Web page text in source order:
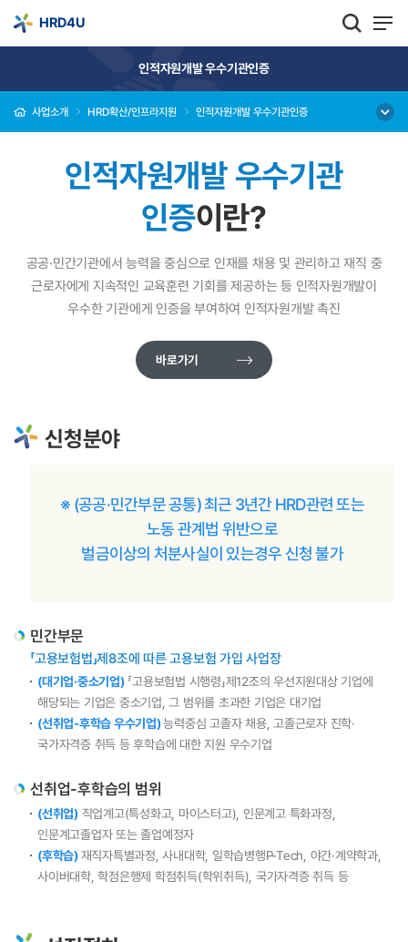
HRD4U
인적자원개발 우수기관인증
사업소개 HRD확산/인프라지원 인적자원개발 우수기관인증
인적자원개발 우수기관
인증이란?
공공·민간기관에서 능력을 중심으로 인재를 채용 및 관리하고 재직 중
근로자에게 지속적인 교육훈련 기회를 제공하는 등 인적자원개발이
우수한 기관에게 인증을 부여하여 인적자원개발 촉진
바로가기
신청분야
※ (공공·민간부문 공통) 최근 3년간 HRD관련 또는
노동 관계법 위반으로
벌금이상의 처분사실이 있는경우 신청 불가
민간부문
「고용보험법」제8조에 따른 고용보험 가입 사업장
(대기업·중소기업)「고용보험법 시행령」제12조의 우선지원대상 기업에
해당되는 기업은 중소기업, 그 범위를 초과한 기업은 대기업
(선취업-후학습 우수기업)능력중심 고졸자 채용, 고졸근로자 진학·
국가자격증 취득 등 후학습에 대한 지원 우수기업
선취업-후학습의 범위
(선취업)직업계고(특성화고, 마이스터고), 인문계고 특화과정,
인문계고졸업자 또는 졸업예정자
(후학습)재직자특별과정, 사내대학, 일학습병행P-Tech, 야간·계약학과,
사이버대학, 학점은행제 학점취득(학위취득), 국가자격증 취득 등